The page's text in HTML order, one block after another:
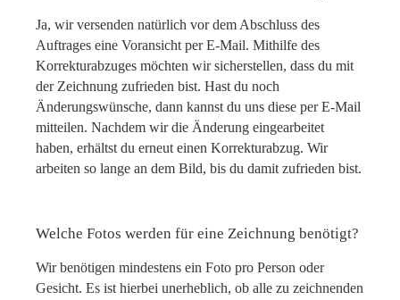
Ja, wir versenden natürlich vor dem Abschluss des
Auftrages eine Voransicht per E-Mail. Mithilfe des
Korrekturabzuges möchten wir sicherstellen, dass du mit
der Zeichnung zufrieden bist. Hast du noch
Änderungswünsche, dann kannst du uns diese per E-Mail
mitteilen. Nachdem wir die Änderung eingearbeitet
haben, erhältst du erneut einen Korrekturabzug. Wir
arbeiten so lange an dem Bild, bis du damit zufrieden bist.
Welche Fotos werden für eine Zeichnung benötigt?
Wir benötigen mindestens ein Foto pro Person oder
Gesicht. Es ist hierbei unerheblich, ob alle zu zeichnenden